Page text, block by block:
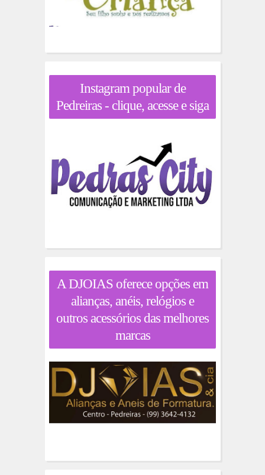
Instagram popular de
Pedreiras - clique, acesse e siga
A DJOIAS oferece opções em
alianças, anéis, relógios e
outros acessórios das melhores
marcas